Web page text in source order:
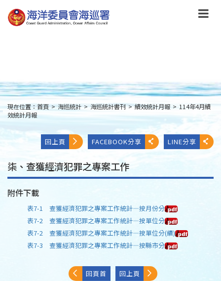
到
主
:::
現在位置： 首頁 > 海巡統計 > 海巡統計書刊 > 績效統計月報 > 114年4月績
效統計月報
回上頁 FACEBOOK分享 LINE分享
柒、查獲經濟犯罪之專案工作
附件下載
表7-1 查獲經濟犯罪之專案工作統計—按月份分
表7-2 查獲經濟犯罪之專案工作統計—按單位分
表7-2 查獲經濟犯罪之專案工作統計—按單位分(續)
表7-3 查獲經濟犯罪之專案工作統計—按縣市分
回頁首 回上頁